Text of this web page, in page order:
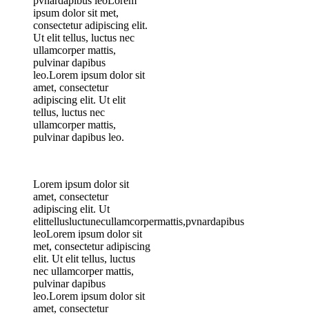
ipsum dolor sit met,
consectetur adipiscing elit.
Ut elit tellus, luctus nec
ullamcorper mattis,
pulvinar dapibus
leo.Lorem ipsum dolor sit
amet, consectetur
adipiscing elit. Ut elit
tellus, luctus nec
ullamcorper mattis,
pulvinar dapibus leo.
Lorem ipsum dolor sit
amet, consectetur
adipiscing elit. Ut
elittellusluctunecullamcorpermattis,pvnardapibus
leoLorem ipsum dolor sit
met, consectetur adipiscing
elit. Ut elit tellus, luctus
nec ullamcorper mattis,
pulvinar dapibus
leo.Lorem ipsum dolor sit
amet, consectetur